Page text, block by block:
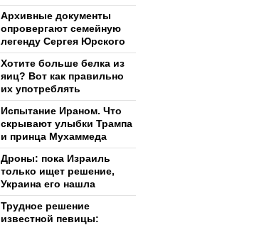
Архивные документы
опровергают семейную
легенду Сергея Юрского
Хотите больше белка из
яиц? Вот как правильно
их употреблять
Испытание Ираном. Что
скрывают улыбки Трампа
и принца Мухаммеда
Дроны: пока Израиль
только ищет решение,
Украина его нашла
Трудное решение
известной певицы: